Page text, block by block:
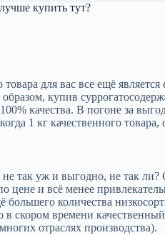
купить тут?
для вас все ещё
купив
качества. В погоне за
1 кг качественного
не так уж и выгодно, не так
цене и всё менее
количества
в скором времени
отраслях производства).